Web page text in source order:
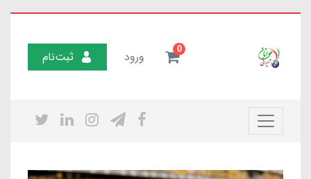
0 ورود ثبت‌نام